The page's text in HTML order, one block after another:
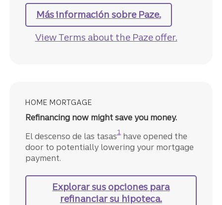
Más información sobre Paze.
View Terms about the Paze offer.
HOME MORTGAGE
Refinancing now might save you money.
El descenso de las tasas1have opened the
door to potentially lowering your mortgage
payment.
Explorar sus opciones para
refinanciar su hipoteca.